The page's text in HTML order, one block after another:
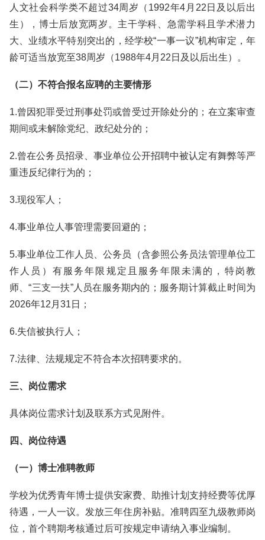
人文社会科学类不超过34周岁（1992年4月22日及以后出
生），博士后放宽两岁。主干学科、急需学科且学术潜力
大、业绩水平特别突出的，经学校“一事一议”机构审定，年
龄可适当放宽至38周岁（1988年4月22日及以后出生）。
（二）不符合报名应聘的主要情形
1.曾因犯罪受过刑事处罚或曾受过开除处分的；在立案审查
期间或未解除党纪、政纪处分的；
2.曾在公务员招录、事业单位公开招聘中被认定有舞弊等严
重违反纪律行为的；
3.现役军人；
4.事业单位人事管理需要回避的；
5.事业单位工作人员、公务员（含参照公务员法管理单位工
作人员）有服务年限规定且服务年限未满的，特岗教
师、“三支一扶”人员在服务期内的；服务期计算截止时间为
2026年12月31日；
6.失信被执行人；
7.法律、法规规定不符合本次招聘要求的。
三、岗位需求
具体岗位需求计划及联系方式见附件。
四、岗位待遇
（一）博士准聘教师
学校为优秀青年博士提供安家费、助推计划支持经费等优厚
待遇，一人一议。发放三年住房补贴。准聘四至九级教师岗
位，首个聘期考核通过后可按规定申请纳入事业编制。